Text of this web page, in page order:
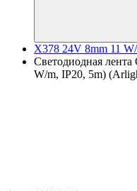
X378 24V 8mm 11
Светодиодная
W/m, IP20, 5m)